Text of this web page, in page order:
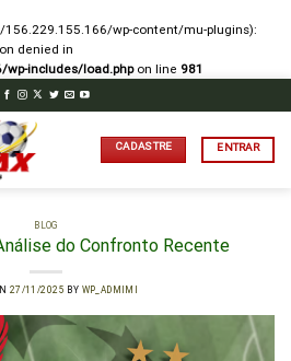
wp-content/mu-plugins):
denied in
includes/load.phpon line 981
CADASTRE ENTRAR
BLOG
do Confronto Recente
27/11/2025 BY WP_ADMIMI